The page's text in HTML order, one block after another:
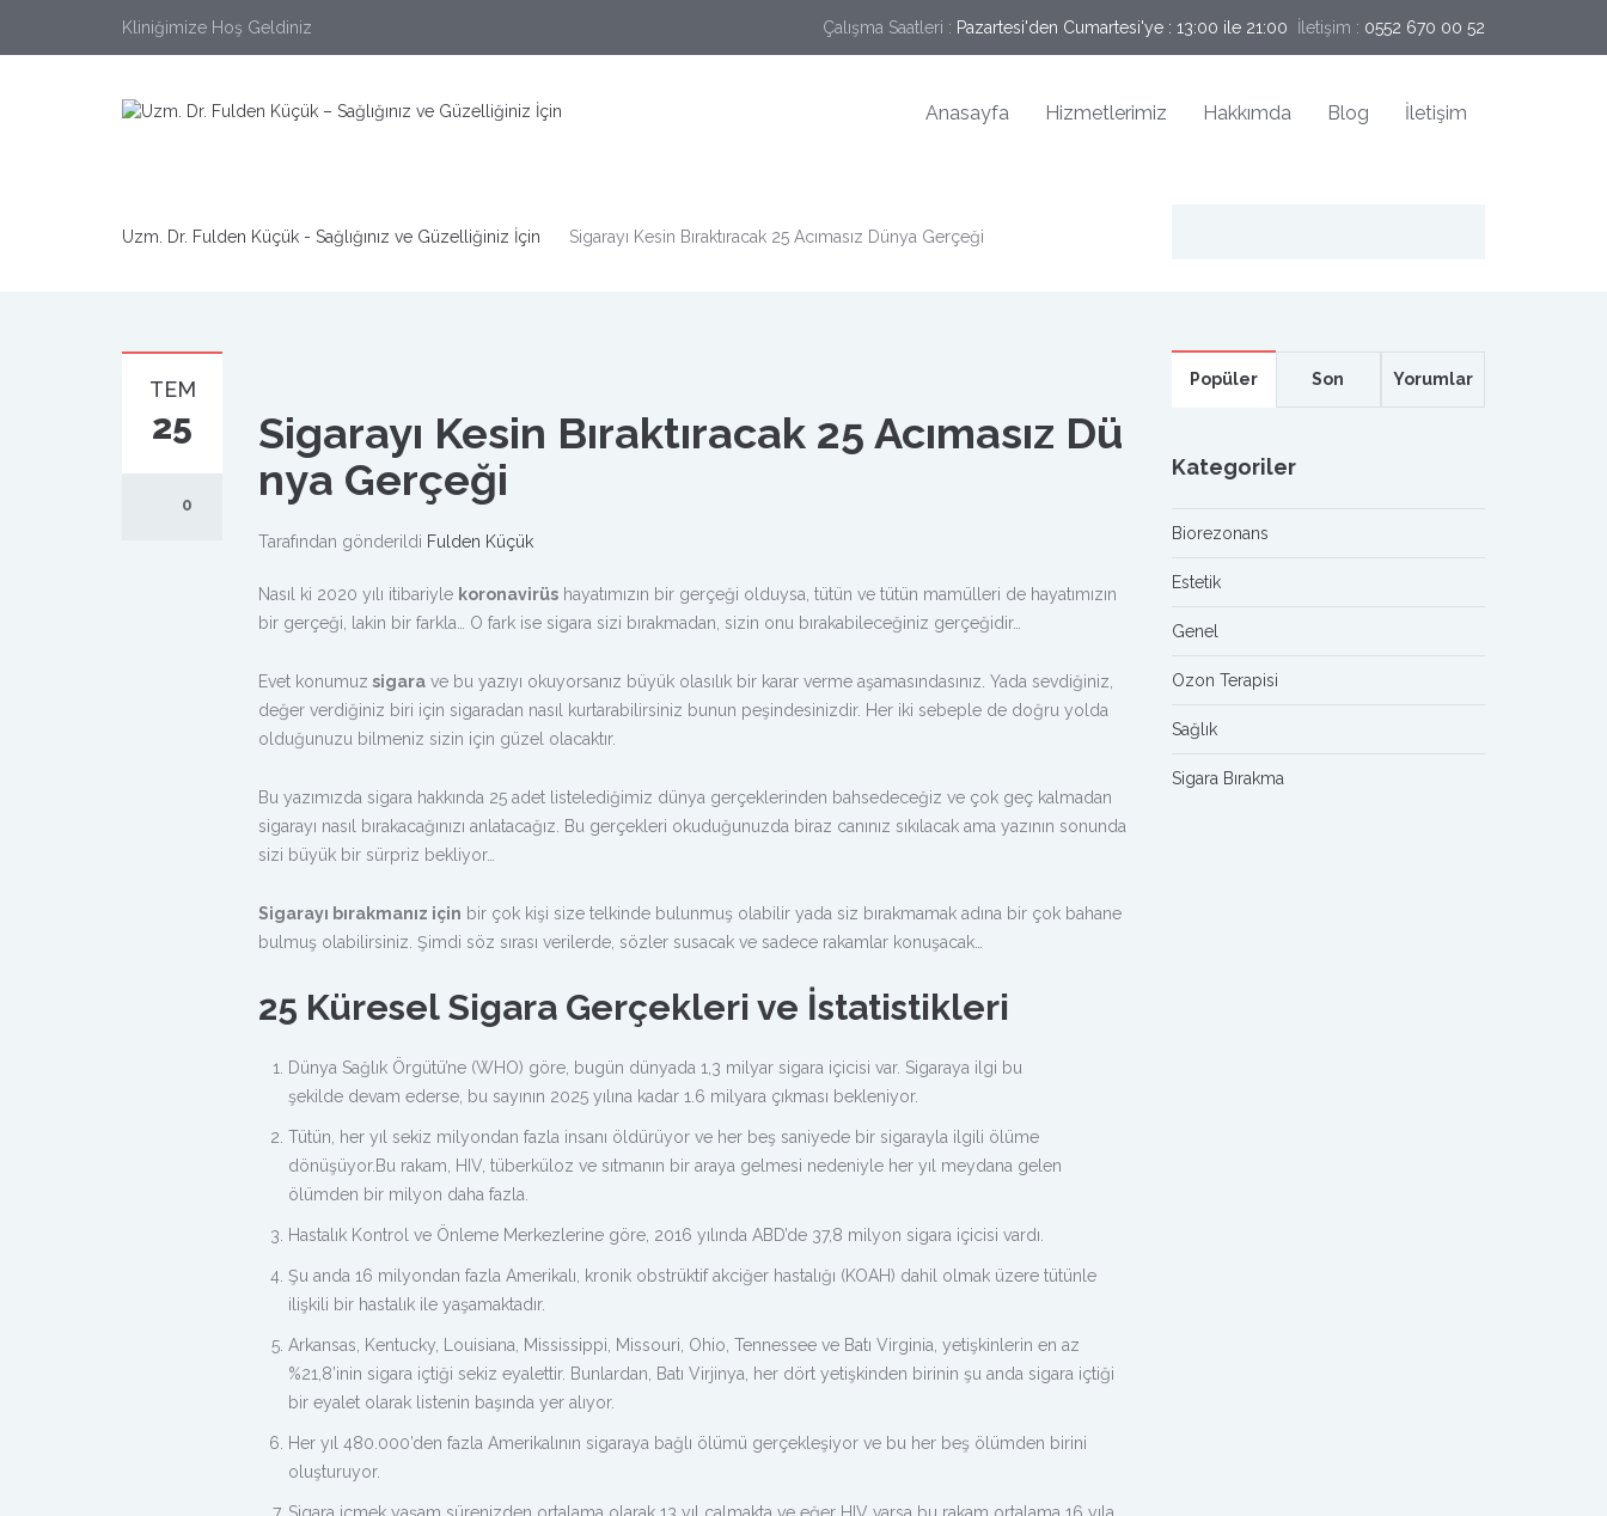
Kliniğimize Hoş Geldiniz Çalışma Saatleri : Pazartesi'den Cumartesi'ye : 13:00 ile 21:00 İletişim : 0552 670 00 52
Anasayfa Hizmetlerimiz Hakkımda Blog İletişim
Uzm. Dr. Fulden Küçük - Sağlığınız ve Güzelliğiniz İçin Sigarayı Kesin Bıraktıracak 25 Acımasız Dünya Gerçeği
TEM
25
0
Sigarayı Kesin Bıraktıracak 25 Acımasız Dü
nya Gerçeği
Tarafından gönderildi Fulden Küçük
Nasıl ki 2020 yılı itibariyle koronavirüs hayatımızın bir gerçeği olduysa, tütün ve tütün mamülleri de hayatımızın
bir gerçeği, lakin bir farkla… O fark ise sigara sizi bırakmadan, sizin onu bırakabileceğiniz gerçeğidir…
Evet konumuz sigara ve bu yazıyı okuyorsanız büyük olasılık bir karar verme aşamasındasınız. Yada sevdiğiniz,
değer verdiğiniz biri için sigaradan nasıl kurtarabilirsiniz bunun peşindesinizdir. Her iki sebeple de doğru yolda
olduğunuzu bilmeniz sizin için güzel olacaktır.
Bu yazımızda sigara hakkında 25 adet listelediğimiz dünya gerçeklerinden bahsedeceğiz ve çok geç kalmadan
sigarayı nasıl bırakacağınızı anlatacağız. Bu gerçekleri okuduğunuzda biraz canınız sıkılacak ama yazının sonunda
sizi büyük bir sürpriz bekliyor…
Sigarayı bırakmanız için bir çok kişi size telkinde bulunmuş olabilir yada siz bırakmamak adına bir çok bahane
bulmuş olabilirsiniz. Şimdi söz sırası verilerde, sözler susacak ve sadece rakamlar konuşacak…
25 Küresel Sigara Gerçekleri ve İstatistikleri
Dünya Sağlık Örgütü’ne (WHO) göre, bugün dünyada 1,3 milyar sigara içicisi var. Sigaraya ilgi bu
şekilde devam ederse, bu sayının 2025 yılına kadar 1.6 milyara çıkması bekleniyor.
Tütün, her yıl sekiz milyondan fazla insanı öldürüyor ve her beş saniyede bir sigarayla ilgili ölüme
dönüşüyor. Bu rakam, HIV, tüberküloz ve sıtmanın bir araya gelmesi nedeniyle her yıl meydana gelen
ölümden bir milyon daha fazla.
Hastalık Kontrol ve Önleme Merkezlerine göre, 2016 yılında ABD’de 37,8 milyon sigara içicisi vardı.
Şu anda 16 milyondan fazla Amerikalı, kronik obstrüktif akciğer hastalığı (KOAH) dahil olmak üzere tütünle
ilişkili bir hastalık ile yaşamaktadır.
Arkansas, Kentucky, Louisiana, Mississippi, Missouri, Ohio, Tennessee ve Batı Virginia, yetişkinlerin en az
%21,8’inin sigara içtiği sekiz eyalettir. Bunlardan, Batı Virjinya, her dört yetişkinden birinin şu anda sigara içtiği
bir eyalet olarak listenin başında yer alıyor.
Her yıl 480.000’den fazla Amerikalının sigaraya bağlı ölümü gerçekleşiyor ve bu her beş ölümden birini
oluşturuyor.
Popüler Son Yorumlar
Kategoriler
Biorezonans
Estetik
Genel
Ozon Terapisi
Sağlık
Sigara Bırakma